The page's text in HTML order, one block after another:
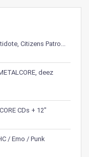
Citizens Patro...
deez
CDs + 12"
/ Emo / Punk